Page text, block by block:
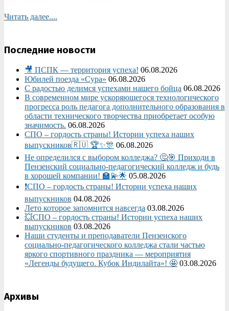
Читать далее....
Последние новости
🎥 ПСПК — территория успеха! 06.08.2026
Юбилей поезда «Сура» 06.08.2026
С радостью делимся успехами нашего бойца 06.08.2026
В современном мире ускоряющегося технологического
прогресса роль педагога дополнительного образования в
области технического творчества приобретает особую
значимость. 06.08.2026
СПО – гордость страны! Истории успеха наших
выпускников🇷🇺 🏆✨🎊 06.08.2026
Не определился с выбором колледжа? 🤔🎯 Приходи в
Пензенский социально-педагогический колледж и будь
в хорошей компании! 🏫💫🌟 05.08.2026
❗СПО – гордость страны! Истории успеха наших
выпускников 04.08.2026
Лето которое запомнится навсегда 03.08.2026
💥СПО – гордость страны! Истории успеха наших
выпускников 03.08.2026
Наши студенты и преподаватели Пензенского
социально‑педагогического колледжа стали частью
яркого спортивного праздника — мероприятия
«Легенды будущего. Кубок Индилайта»! 🤩 03.08.2026
Архивы